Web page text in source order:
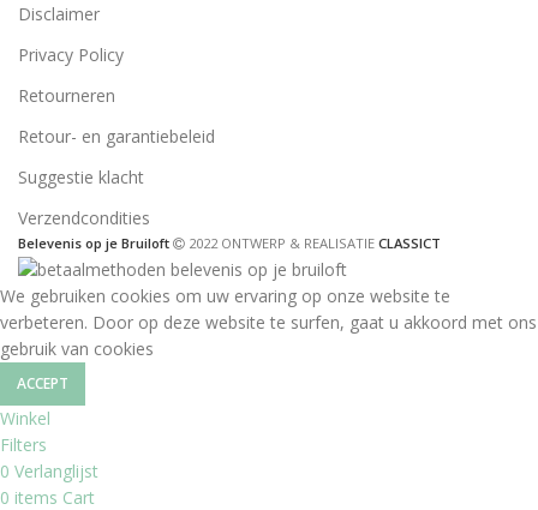
Disclaimer
Privacy Policy
Retourneren
Retour- en garantiebeleid
Suggestie klacht
Verzendcondities
Belevenis op je Bruiloft 2022 ONTWERP & REALISATIE CLASSICT
We gebruiken cookies om uw ervaring op onze website te
verbeteren. Door op deze website te surfen, gaat u akkoord met ons
gebruik van cookies
ACCEPT
Winkel
Filters
0 Verlanglijst
0 items Cart